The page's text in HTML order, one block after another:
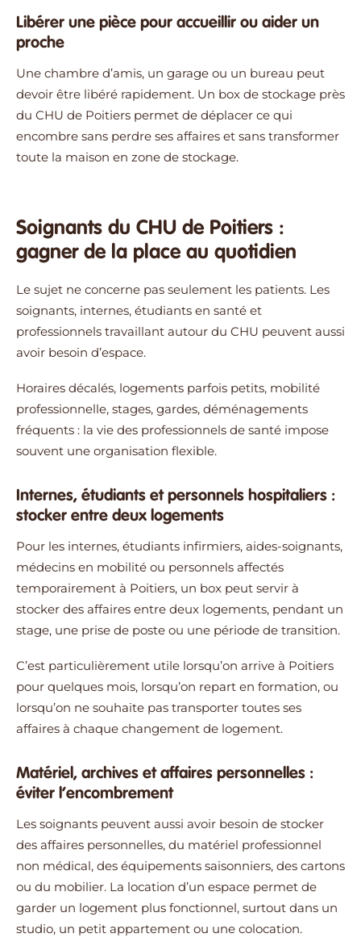
Libérer une pièce pour accueillir ou aider un
proche
Une chambre d’amis, un garage ou un bureau peut
devoir être libéré rapidement. Un box de stockage près
du CHU de Poitiers permet de déplacer ce qui
encombre sans perdre ses affaires et sans transformer
toute la maison en zone de stockage.
Soignants du CHU de Poitiers :
gagner de la place au quotidien
Le sujet ne concerne pas seulement les patients. Les
soignants, internes, étudiants en santé et
professionnels travaillant autour du CHU peuvent aussi
avoir besoin d’espace.
Horaires décalés, logements parfois petits, mobilité
professionnelle, stages, gardes, déménagements
fréquents : la vie des professionnels de santé impose
souvent une organisation flexible.
Internes, étudiants et personnels hospitaliers :
stocker entre deux logements
Pour les internes, étudiants infirmiers, aides-soignants,
médecins en mobilité ou personnels affectés
temporairement à Poitiers, un box peut servir à
stocker des affaires entre deux logements, pendant un
stage, une prise de poste ou une période de transition.
C’est particulièrement utile lorsqu’on arrive à Poitiers
pour quelques mois, lorsqu’on repart en formation, ou
lorsqu’on ne souhaite pas transporter toutes ses
affaires à chaque changement de logement.
Matériel, archives et affaires personnelles :
éviter l’encombrement
Les soignants peuvent aussi avoir besoin de stocker
des affaires personnelles, du matériel professionnel
non médical, des équipements saisonniers, des cartons
ou du mobilier. La location d’un espace permet de
garder un logement plus fonctionnel, surtout dans un
studio, un petit appartement ou une colocation.